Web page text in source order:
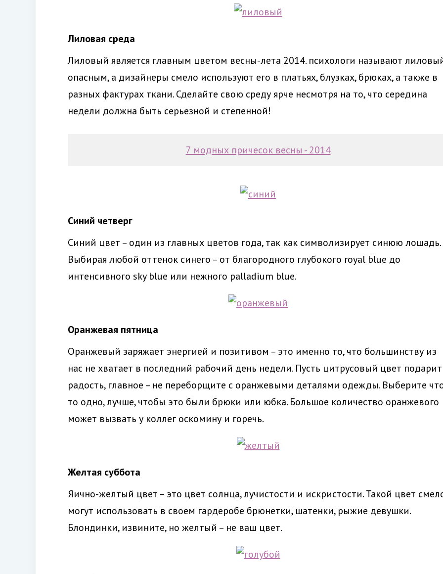
Лиловая среда
Лиловый является главным цветом весны-лета 2014. психологи называют
опасным, а дизайнеры смело используют его в платьях, блузках, брюках, а также в
разных фактурах ткани. Сделайте свою среду ярче несмотря на то, что середина
недели должна быть серьезной и степенной!
7 модных причесок весны - 2014
Синий четверг
Синий цвет – один из главных цветов года, так как символизирует синюю лошадь.
Выбирая любой оттенок синего – от благородного глубокого royal blue до
интенсивного sky blue или нежного palladium blue.
Оранжевая пятница
Оранжевый заряжает энергией и позитивом – это именно то, что большинству из
нас не хватает в последний рабочий день недели. Пусть цитрусовый цвет подарит
радость, главное – не переборщите с оранжевыми деталями одежды. Выберите
то одно, лучше, чтобы это были брюки или юбка. Большое количество оранжевого
может вызвать у коллег оскомину и горечь.
Желтая суббота
Яично-желтый цвет – это цвет солнца, лучистости и искристости. Такой цвет
могут использовать в своем гардеробе брюнетки, шатенки, рыжие девушки.
Блондинки, извините, но желтый – не ваш цвет.